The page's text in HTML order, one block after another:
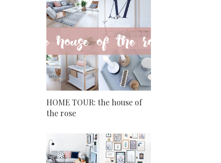
HOME TOUR: the house of
the rose